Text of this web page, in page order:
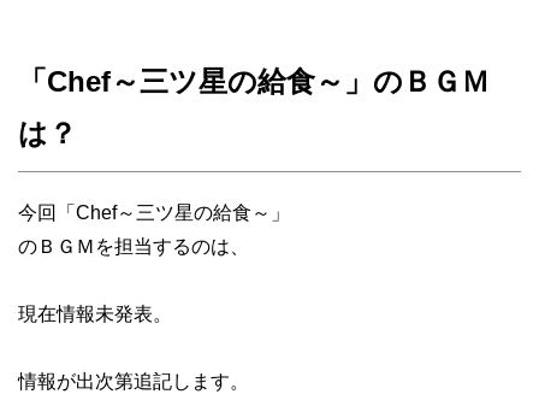
「Chef～三ツ星の給食～」のＢＧＭ
は？
今回「Chef～三ツ星の給食～」
のＢＧＭを担当するのは、
現在情報未発表。
情報が出次第追記します。